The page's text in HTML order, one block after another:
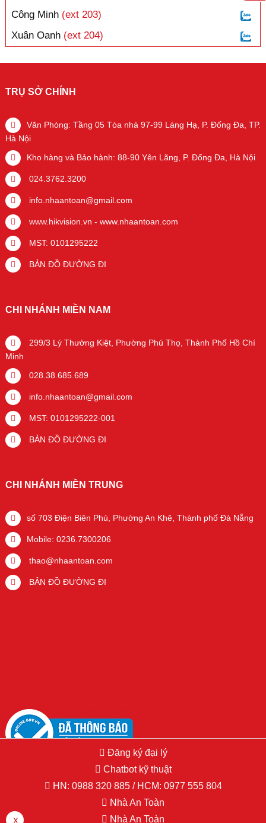
Công Minh (ext 203)
Xuân Oanh (ext 204)
TRỤ SỞ CHÍNH
Văn Phòng: Tầng 05 Tòa nhà 97-99 Láng Hạ, P. Đống Đa, TP.
Hà Nội
Kho hàng và Bảo hành: 88-90 Yên Lãng, P. Đống Đa, Hà Nội
024.3762.3200
info.nhaantoan@gmail.com
www.hikvision.vn - www.nhaantoan.com
MST: 0101295222
BẢN ĐỒ ĐƯỜNG ĐI
CHI NHÁNH MIỀN NAM
299/3 Lý Thường Kiệt, Phường Phú Thọ, Thành Phố Hồ Chí
Minh
028.38.685.689
info.nhaantoan@gmail.com
MST: 0101295222-001
BẢN ĐỒ ĐƯỜNG ĐI
CHI NHÁNH MIỀN TRUNG
số 703 Điện Biên Phủ, Phường An Khê, Thành phố Đà Nẵng
Mobile: 0236.7300206
thao@nhaantoan.com
BẢN ĐỒ ĐƯỜNG ĐI
Copyright © 2015 Hikvision.vn. All Right Reserved. Developed by
PSDesigner.net
Đăng ký đại lý
Chatbot kỹ thuật
HN: 0988 320 885/ HCM: 0977 555 804
Nhà An Toàn
Nhà An Toàn
X